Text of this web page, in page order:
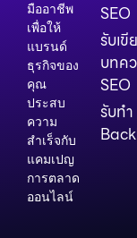
มืออาชีพ
เพื่อให้
แบรนด์
ธุรกิจของ
คุณ
ประสบ
ความ
สำเร็จกับ
แคมเปญ
การตลาด
ออนไลน์
SEO
รับเขี
บทค
SEO
รับทำ